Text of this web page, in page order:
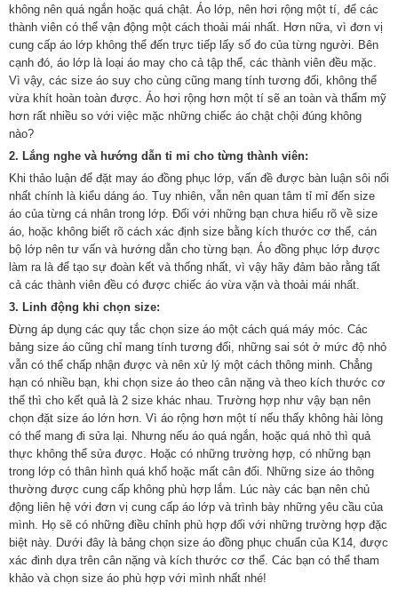
không nên quá ngắn hoặc quá chật. Áo lớp, nên hơi rộng một tí, để các
thành viên có thể vận động một cách thoải mái nhất. Hơn nữa, vì đơn vị
cung cấp áo lớp không thể đến trực tiếp lấy số đo của từng người. Bên
cạnh đó, áo lớp là loại áo may cho cả tập thể, các thành viên đều mặc.
Vì vậy, các size áo suy cho cùng cũng mang tính tương đối, không thể
vừa khít hoàn toàn được. Áo hơi rộng hơn một tí sẽ an toàn và thẩm mỹ
hơn rất nhiều so với việc mặc những chiếc áo chật chội đúng không
nào?
2. Lắng nghe và hướng dẫn tỉ mỉ cho từng thành viên:
Khi thảo luận để đặt may áo đồng phục lớp, vấn đề được bàn luận sôi nổi
nhất chính là kiểu dáng áo. Tuy nhiên, vẫn nên quan tâm tỉ mỉ đến size
áo của từng cá nhân trong lớp. Đối với những bạn chưa hiểu rõ về size
áo, hoặc không biết rõ cách xác định size bằng kích thước cơ thể, cán
bộ lớp nên tư vấn và hướng dẫn cho từng bạn. Áo đồng phục lớp được
làm ra là để tạo sự đoàn kết và thống nhất, vì vậy hãy đảm bảo rằng tất
cả các thành viên đều có được chiếc áo vừa vặn và thoải mái nhất.
3. Linh động khi chọn size:
Đừng áp dụng các quy tắc chọn size áo một cách quá máy móc. Các
bảng size áo cũng chỉ mang tính tương đối, những sai sót ở mức độ nhỏ
vẫn có thể chấp nhận được và nên xử lý một cách thông minh. Chẳng
hạn có nhiều bạn, khi chọn size áo theo cân nặng và theo kích thước cơ
thể thì cho kết quả là 2 size khác nhau. Trường hợp như vậy bạn nên
chọn đặt size áo lớn hơn. Vì áo rộng hơn một tí nếu thấy không hài lòng
có thể mang đi sửa lại. Nhưng nếu áo quá ngắn, hoặc quá nhỏ thì quả
thực không thể sửa được. Hoặc có những trường hợp, có những bạn
trong lớp có thân hình quá khổ hoặc mất cân đối. Những size áo thông
thường được cung cấp không phù hợp lắm. Lúc này các bạn nên chủ
động liên hệ với đơn vị cung cấp áo lớp và trình bày những yêu cầu của
mình. Họ sẽ có những điều chỉnh phù hợp đối với những trường hợp đặc
biệt này. Dưới đây là bảng chọn size áo đồng phục chuẩn của K14, được
xác đinh dựa trên cân nặng và kích thước cơ thể. Các bạn có thể tham
khảo và chọn size áo phù hợp với mình nhất nhé!